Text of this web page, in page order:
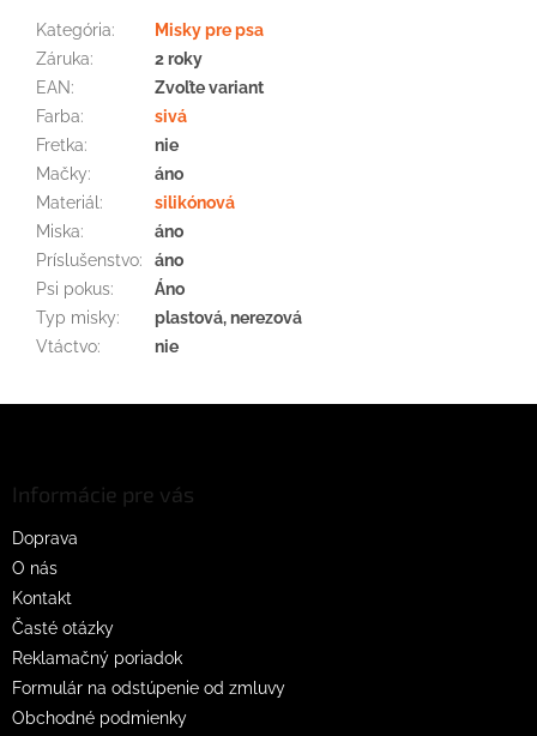
Kategória:
Misky pre psa
Záruka:
2 roky
EAN:
Zvoľte variant
Farba:
sivá
Fretka:
nie
Mačky:
áno
Materiál :
silikónová
Miska:
áno
Príslušenstvo:
áno
Psi pokus:
Áno
Typ misky:
plastová, nerezová
Vtáctvo: nie
Informácie pre vás
Doprava
O nás
Kontakt
Časté otázky
Reklamačný poriadok
Formulár na odstúpenie od zmluvy
Obchodné podmienky